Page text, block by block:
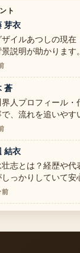
ト
芽衣
ザイルあつしの現
説明が助かります
蒼
界人プロフィール・
、流れを追いやす
結衣
壮志とは？経歴や代
っかりしていて安
前